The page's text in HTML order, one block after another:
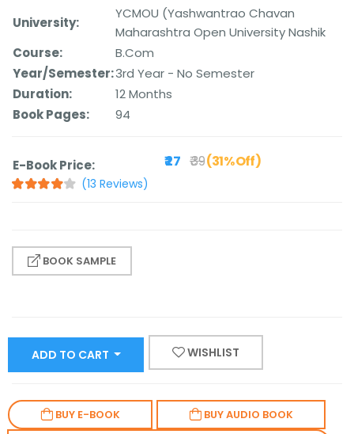
University:
YCMOU (Yashwantrao Chavan
Maharashtra Open University Nashik
Course:
B.Com
Year/Semester:3rd Year - No Semester
Duration:
12 Months
Book Pages:
94
E-Book Price: ₹ 27 ₹ 39(31% Off)
(13 Reviews)
BOOK SAMPLE
ADD TO CART WISHLIST
BUY E-BOOK
BUY AUDIO BOOK